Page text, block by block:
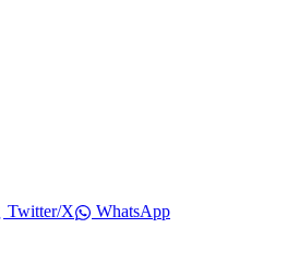
Twitter/X WhatsApp